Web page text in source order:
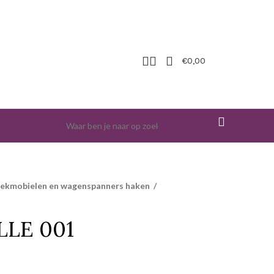
€0,00
en wagenspanners haken /
001